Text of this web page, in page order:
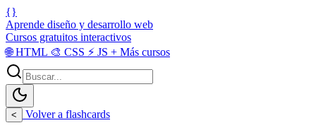
{}
Aprende diseño y desarrollo web
Cursos gratuitos interactivos
🌐HTML 🎨 CSS ⚡ JS + Más cursos
< Volver a flashcards